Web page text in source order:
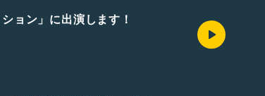
ョン」に出演します！